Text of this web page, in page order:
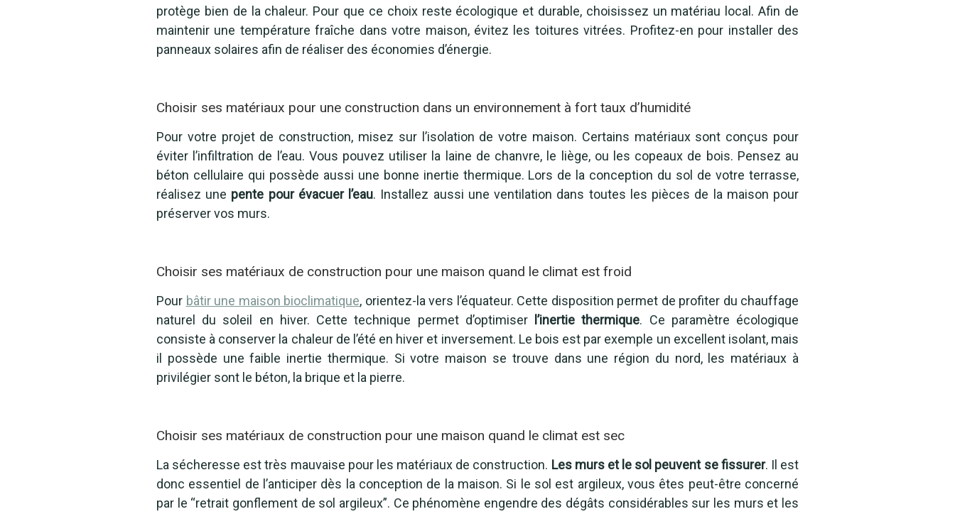
protège bien de la chaleur. Pour que ce choix reste écologique et durable, choisissez un matériau local. Afin de
maintenir une température fraîche dans votre maison, évitez les toitures vitrées. Profitez-en pour installer des
panneaux solaires afin de réaliser des économies d’énergie.
Choisir ses matériaux pour une construction dans un environnement à fort taux d’humidité
Pour votre projet de construction, misez sur l’isolation de votre maison. Certains matériaux sont conçus pour
éviter l’infiltration de l’eau. Vous pouvez utiliser la laine de chanvre, le liège, ou les copeaux de bois. Pensez au
béton cellulaire qui possède aussi une bonne inertie thermique. Lors de la conception du sol de votre terrasse,
réalisez une pente pour évacuer l’eau. Installez aussi une ventilation dans toutes les pièces de la maison pour
préserver vos murs.
Choisir ses matériaux de construction pour une maison quand le climat est froid
Pour bâtir une maison bioclimatique, orientez-la vers l’équateur. Cette disposition permet de profiter du chauffage
naturel du soleil en hiver. Cette technique permet d’optimiserl’inertie thermique. Ce paramètre écologique
consiste à conserver la chaleur de l’été en hiver et inversement. Le bois est par exemple un excellent isolant, mais
il possède une faible inertie thermique. Si votre maison se trouve dans une région du nord, les matériaux à
privilégier sont le béton, la brique et la pierre.
Choisir ses matériaux de construction pour une maison quand le climat est sec
La sécheresse est très mauvaise pour les matériaux de construction. Les murs et le sol peuvent se fissurer. Il est
donc essentiel de l’anticiper dès la conception de la maison. Si le sol est argileux, vous êtes peut-être concerné
par le “retrait gonflement de sol argileux”. Ce phénomène engendre des dégâts considérables sur les murs et les